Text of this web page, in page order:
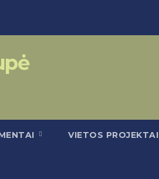
VIETOS PROJEKTAI